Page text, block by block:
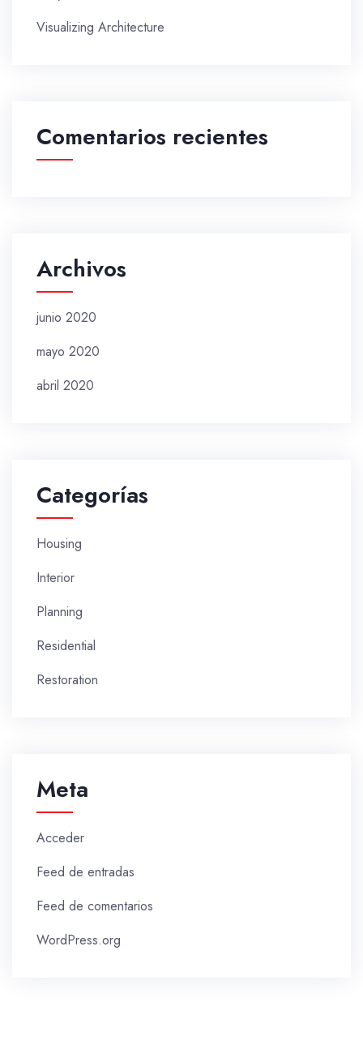
Visualizing Architecture
Comentarios recientes
Archivos
junio 2020
mayo 2020
abril 2020
Categorías
Housing
Interior
Planning
Residential
Restoration
Meta
Acceder
Feed de entradas
Feed de comentarios
WordPress.org